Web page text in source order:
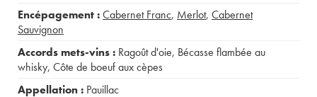
Encépagement :Cabernet Franc, Merlot, Cabernet
Sauvignon
Accords mets-vins : Ragoût d'oie, Bécasse flambée au
whisky, Côte de boeuf aux cèpes
Appellation : Pauillac